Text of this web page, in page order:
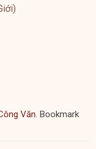
Văn. Bookmark